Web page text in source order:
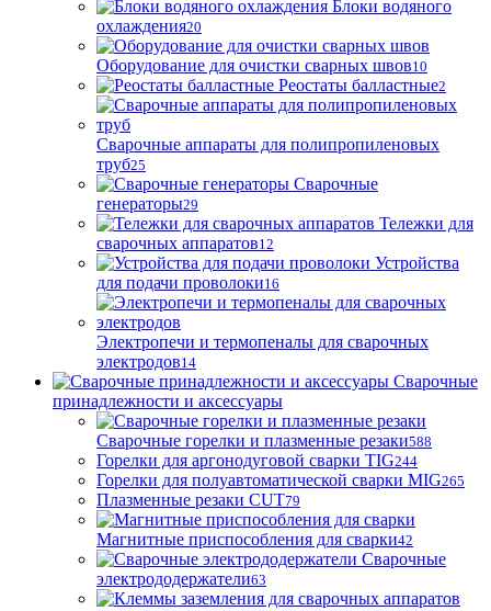
Блоки водяного
охлаждения20
Оборудование для очистки сварных швов10
Реостаты балластные2
Сварочные аппараты для полипропиленовых
труб25
Сварочные
генераторы29
Тележки для
сварочных аппаратов12
Устройства
для подачи проволоки16
Электропечи и термопеналы для сварочных
электродов14
Сварочные
принадлежности и аксессуары
Сварочные горелки и плазменные резаки588
Горелки для аргонодуговой сварки TIG244
Горелки для полуавтоматической сварки MIG265
Плазменные резаки CUT79
Магнитные приспособления для сварки42
Сварочные
электрододержатели63